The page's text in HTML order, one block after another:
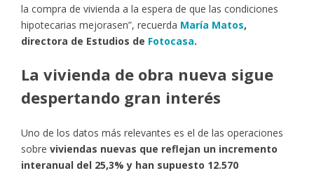
la compra de vivienda a la espera de que las condiciones
hipotecarias mejorasen”, recuerda María Matos,
directora de Estudios de Fotocasa.
La vivienda de obra nueva sigue
despertando gran interés
Uno de los datos más relevantes es el de las operaciones
sobre viviendas nuevas que reflejan un incremento
interanual del 25,3% y han supuesto 12.570